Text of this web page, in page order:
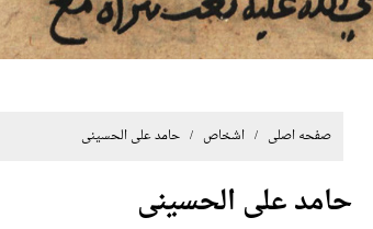
صفحه اصلی / اشخاص / حامد علی الحسینی
حامد علی الحسینی